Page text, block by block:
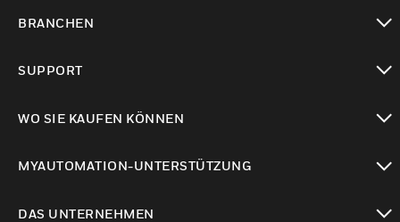
BRANCHEN
SUPPORT
WO SIE KAUFEN KÖNNEN
MYAUTOMATION-UNTERSTÜTZUNG
DAS UNTERNEHMEN